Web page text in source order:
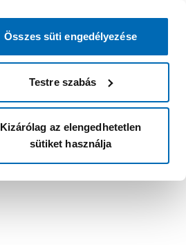
Összes süti engedélyezése
Testre szabás
Kizárólag az elengedhetetlen
sütiket használja